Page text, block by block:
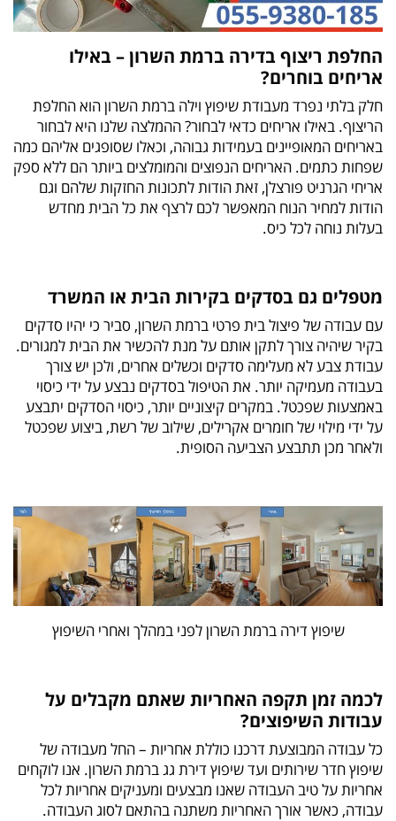
החלפת ריצוף בדירה ברמת השרון – באילו
אריחים בוחרים?
חלק בלתי נפרד מעבודת שיפוץ וילה ברמת השרון הוא החלפת
הריצוף. באילו אריחים כדאי לבחור? ההמלצה שלנו היא לבחור
באריחים המאופיינים בעמידות גבוהה, וכאלו שסופגים אליהם כמה
שפחות כתמים. האריחים הנפוצים והמומלצים ביותר הם ללא ספק
אריחי הגרניט פורצלן, זאת הודות לתכונות החזקות שלהם וגם
הודות למחיר הנוח המאפשר לכם לרצף את כל הבית מחדש
בעלות נוחה לכל כיס.
מטפלים גם בסדקים בקירות הבית או המשרד
עם עבודה של פיצול בית פרטי ברמת השרון, סביר כי יהיו סדקים
בקיר שיהיה צורך לתקן אותם על מנת להכשיר את הבית למגורים.
עבודת צבע לא מעלימה סדקים וכשלים אחרים, ולכן יש צורך
בעבודה מעמיקה יותר. את הטיפול בסדקים נבצע על ידי כיסוי
באמצעות שפכטל. במקרים קיצוניים יותר, כיסוי הסדקים יתבצע
על ידי מילוי של חומרים אקרילים, שילוב של רשת, ביצוע שפכטל
ולאחר מכן תתבצע הצביעה הסופית.
שיפוץ דירה ברמת השרון לפני במהלך ואחרי השיפוץ
לכמה זמן תקפה האחריות שאתם מקבלים על
עבודות השיפוצים?
כל עבודה המבוצעת דרכנו כוללת אחריות – החל מעבודה של
שיפוץ חדר שירותים ועד שיפוץ דירת גג ברמת השרון. אנו לוקחים
אחריות על טיב העבודה שאנו מבצעים ומעניקים אחריות לכל
עבודה, כאשר אורך האחריות משתנה בהתאם לסוג העבודה.